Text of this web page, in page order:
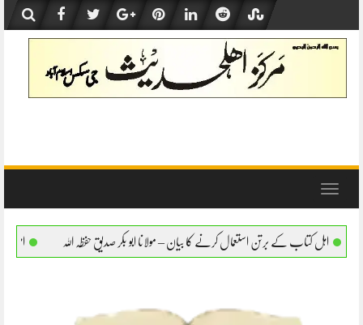
content
Toggle
کرنے کا بیان – مولانا ابو بکر صدیق حفظہ اللہ اہل کتاب کے برتن استعمال کرنے کا